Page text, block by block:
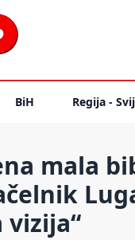
BiH Regija -
mala
vizija“